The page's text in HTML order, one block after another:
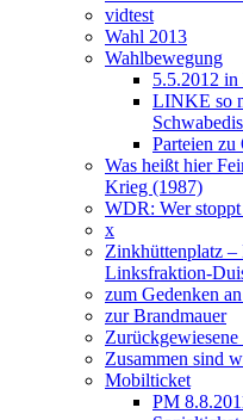
vidtest
Wahl 2013
Wahlbewegung
5.5.2012 in
LINKE so
Parteien zu
Was heißt hier
Krieg (1987)
WDR: Wer
x
Zinkhüttenplatz
Linksfraktion-
zum Gedenken
zur Brandmauer
Zusammen sind
Mobilticket
PM